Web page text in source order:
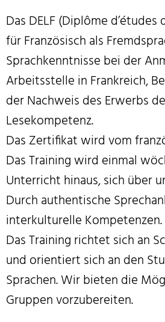
Das DELF (Diplôme
für Französisch als
Sprachkenntnisse bei der
Arbeitsstelle in Frankreich,
der Nachweis des Erwerbs
Lesekompetenz.
Das Zertifikat wird vom
Das Training wird einmal
Unterricht hinaus, sich über
Durch authentische
interkulturelle Kompetenzen.
Das Training richtet sich an
und orientiert sich an den
Sprachen. Wir bieten die
Gruppen vorzubereiten.